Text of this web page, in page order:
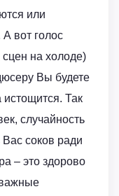
или
вот голос
на холоде)
Вы будете
Так
случайность
соков ради
– это здорово